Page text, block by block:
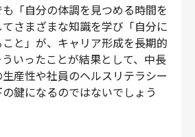
「自分の体調を見つめる時間を
さまざまな知識を学び「自分に
と」が、キャリア形成を長期的
いったことが結果として、中長
産性や社員のヘルスリテラシー
鍵になるのではないでしょう